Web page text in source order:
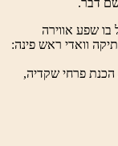
שפע אווירה
וואדי ראש פינה:
הכנת פרחי שקדיה,